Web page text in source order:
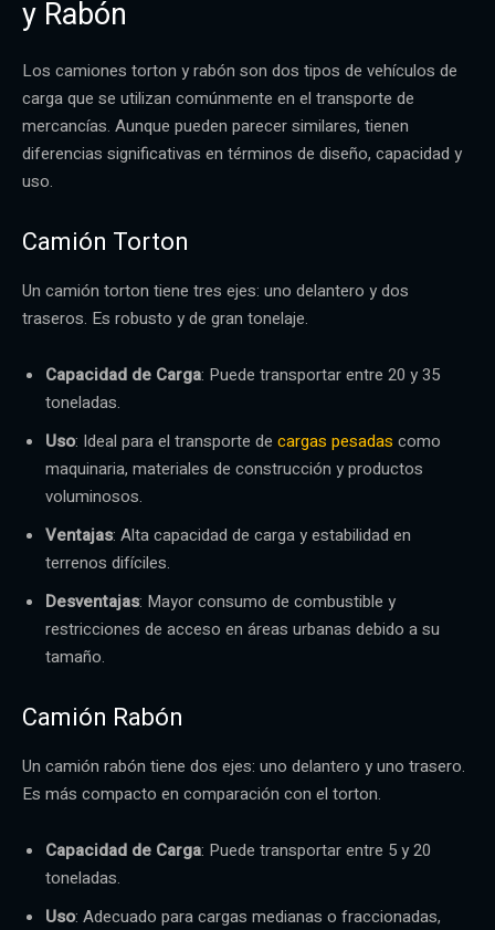
y Rabón
Los camiones torton y rabón son dos tipos de vehículos de
carga que se utilizan comúnmente en el transporte de
mercancías. Aunque pueden parecer similares, tienen
diferencias significativas en términos de diseño, capacidad y
uso.
Camión Torton
Un camión torton tiene tres ejes: uno delantero y dos
traseros. Es robusto y de gran tonelaje.
Capacidad de Carga: Puede transportar entre 20 y 35
toneladas.
Uso: Ideal para el transporte de cargas pesadas como
maquinaria, materiales de construcción y productos
voluminosos.
Ventajas: Alta capacidad de carga y estabilidad en
terrenos difíciles.
Desventajas: Mayor consumo de combustible y
restricciones de acceso en áreas urbanas debido a su
tamaño.
Camión Rabón
Un camión rabón tiene dos ejes: uno delantero y uno trasero.
Es más compacto en comparación con el torton.
Capacidad de Carga: Puede transportar entre 5 y 20
toneladas.
Uso: Adecuado para cargas medianas o fraccionadas,